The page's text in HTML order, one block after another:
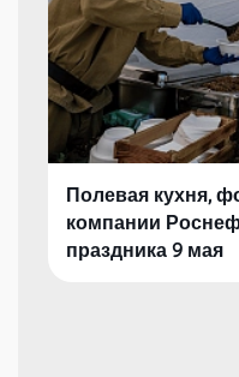
Полевая кухня,
компании
праздника 9 мая